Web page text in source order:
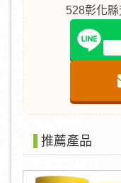
528彰化
推薦產品